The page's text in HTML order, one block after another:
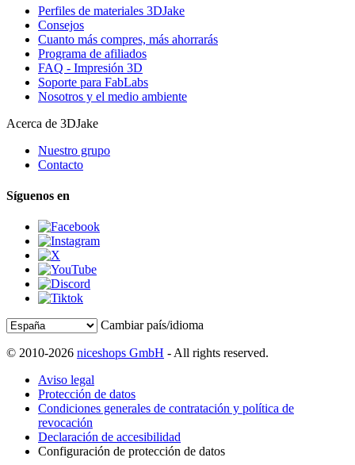
Perfiles de materiales 3DJake
Consejos
Cuanto más compres, más ahorrarás
Programa de afiliados
FAQ - Impresión 3D
Soporte para FabLabs
Nosotros y el medio ambiente
Acerca de 3DJake
Nuestro grupo
Contacto
Síguenos en
Cambiar país/idioma
© 2010-2026 niceshops GmbH - All rights reserved.
Aviso legal
Protección de datos
Condiciones generales de contratación y política de
revocación
Declaración de accesibilidad
Configuración de protección de datos